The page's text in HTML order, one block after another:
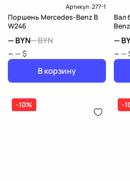
Артикул:277-1
Поршень Mercedes-Benz B
W246
—BYN—BYN
~ — $
В корзину
Вал
—
~ —
-10% -